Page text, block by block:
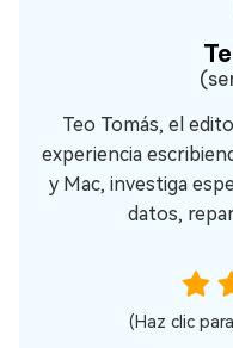
Teo Tomás, el
experiencia
y Mac, investiga
datos,
(Haz clic